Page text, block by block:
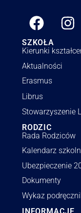
SZKOŁA
Kierunki
Aktualności
Erasmus
Librus
Stowarzyszenie
RODZIC
Rada Rodziców
Kalendarz
Ubezpieczenie
Dokumenty
Wykaz